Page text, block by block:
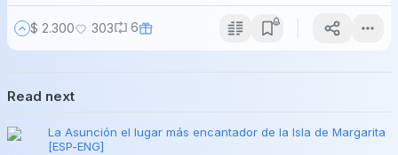
$ 2.300 303 6
Read next
La Asunción el lugar más encantador de la Isla de Margarita
[ESP-ENG]